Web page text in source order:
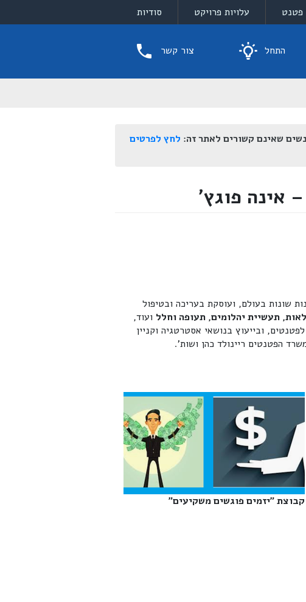
פטנט עלויות פרויקט סודיות
התחל צור קשר
שאינם קשורים לאתר זה: לחץ לפרטים
אינה פוגץ'
שונות בעולם, ועוסקת בעריכה ובטיפול
תעשיית יהלומים, תעופה וחלל ועוד,
ובייעוץ בנושאי אסטרטגיה וקניין
הפטנטים ריינולד כהן ושות'.
קבוצת "יזמים פוגשים משקיעים"‎